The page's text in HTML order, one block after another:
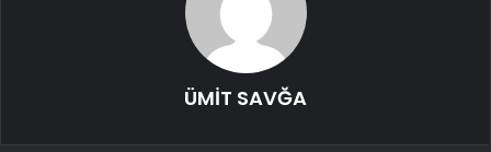
ÜMİT SAVĞA